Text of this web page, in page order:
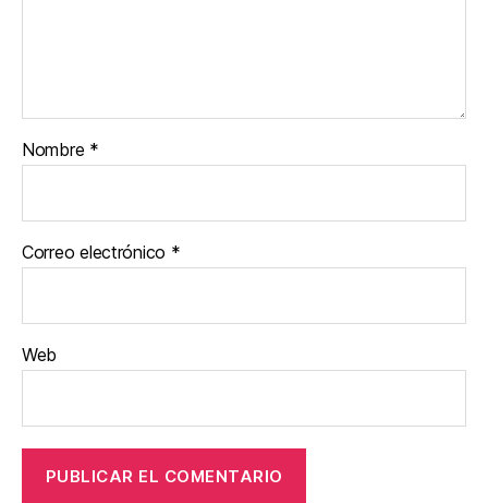
Nombre *
Correo electrónico *
Web